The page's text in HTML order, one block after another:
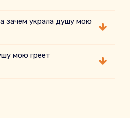
зачем украла душу мою
мою греет